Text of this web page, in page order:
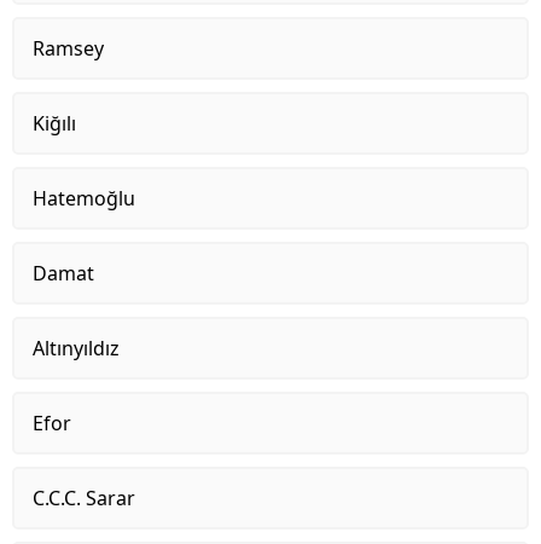
Ramsey
Kiğılı
Hatemoğlu
Damat
Altınyıldız
Efor
C.C.C. Sarar